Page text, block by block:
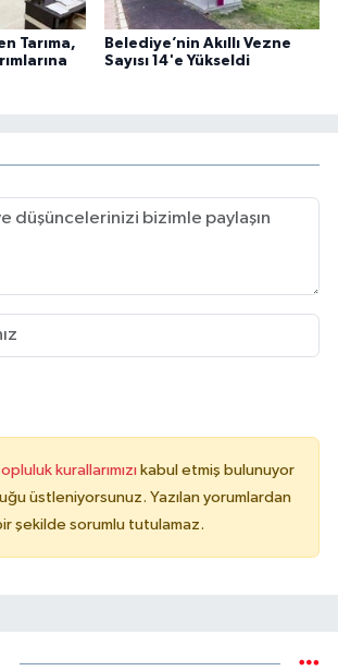
Tarıma,
Belediye’nin Akıllı Vezne
Sayısı 14'e Yükseldi
kurallarımızı kabul etmiş bulunuyor
üstleniyorsunuz. Yazılan yorumlardan
şekilde sorumlu tutulamaz.